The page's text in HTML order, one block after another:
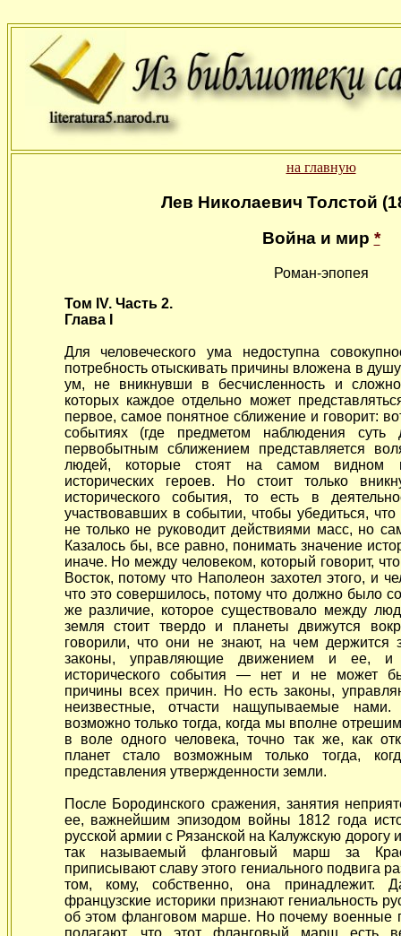
на главную
Лев Николаевич Толстой
Война и мир *
Роман-эпопея
Том IV. Часть 2.
Глава I
Для человеческого ума недоступна
потребность отыскивать причины вложена в
ум, не вникнувши в бесчисленность и
которых каждое отдельно может
первое, самое понятное сближение и говорит:
событиях (где предметом наблюдения
первобытным сближением представляется
людей, которые стоят на самом видном
исторических героев. Но стоит только
исторического события, то есть в
участвовавших в событии, чтобы убедиться, что
не только не руководит действиями масс, но
Казалось бы, все равно, понимать значение
иначе. Но между человеком, который говорит,
Восток, потому что Наполеон захотел этого, и
что это совершилось, потому что должно было
же различие, которое существовало между
земля стоит твердо и планеты движутся
говорили, что они не знают, на чем держится
законы, управляющие движением и ее, и
исторического события — нет и не может
причины всех причин. Но есть законы,
неизвестные, отчасти нащупываемые нами.
возможно только тогда, когда мы вполне
в воле одного человека, точно так же, как
планет стало возможным только тогда,
представления утвержденности земли.
После Бородинского сражения, занятия
ее, важнейшим эпизодом войны 1812 года
русской армии с Рязанской на Калужскую дорогу
так называемый фланговый марш за
приписывают славу этого гениального подвига
том, кому, собственно, она принадлежит.
французские историки признают гениальность
об этом фланговом марше. Но почему военные